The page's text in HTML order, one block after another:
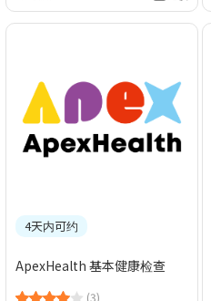
4天内可约
ApexHealth 基本健康检查
(3)